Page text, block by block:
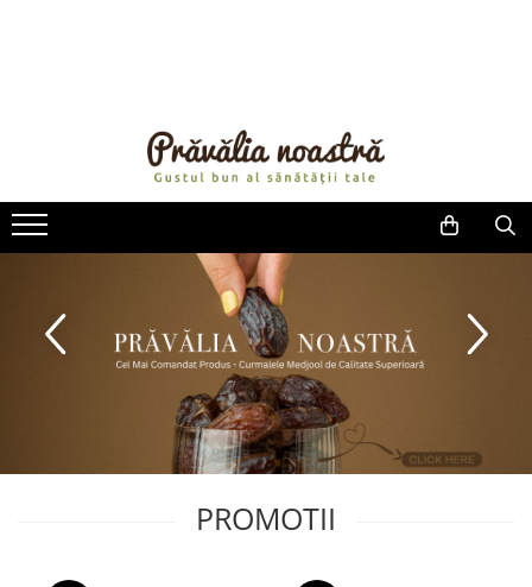
ULEIURI ȘI UNTURI
MĂSLINE
ÎNDULCITORI NATURALI / MIERE
FRUCTE LA CONSERVĂ
FĂINĂ FĂRĂ GLUTEN
BĂUTURI / LAPTE VEGETAL
PROMOTII